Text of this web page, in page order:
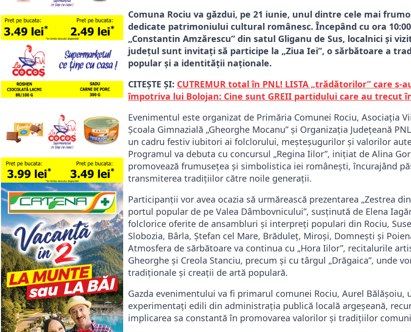
Comuna Rociu va găzdui, pe 21 iunie, unul dintre cele mai
dedicate patrimoniului cultural românesc. Începând cu ora
„Constantin Amzărescu” din satul Gliganu de Sus, localnici și
județul sunt invitați să participe la „Ziua Iei”, o sărbătoare a
popular și a identității naționale.
CITEȘTE ȘI: CUTREMUR total în PNL! LISTA „trădătorilor” care s-
împotriva lui Bolojan: Cine sunt GREII partidului care au trecut în
Evenimentul este organizat de Primăria Comunei Rociu, Asociația
Școala Gimnazială „Gheorghe Mocanu” și Organizația Județeană
un cadru festiv iubitori ai folclorului, meșteșugurilor și valorilor
Programul va debuta cu concursul „Regina Iilor”, inițiat de Alina
promovează frumusețea și simbolistica iei românești, încurajând
transmiterea tradițiilor către noile generații.
Participanții vor avea ocazia să urmărească prezentarea „Zestrea
portul popular de pe Valea Dâmbovnicului”, susținută de Elena
folclorice oferite de ansambluri și interpreți populari din Rociu,
Slobozia, Bârla, Ștefan cel Mare, Brăduleț, Miroși, Domnești și
Atmosfera de sărbătoare va continua cu „Hora Iilor”, recitalurile
Gheorghe și Creola Stanciu, precum și cu târgul „Drăgaica”, unde
tradiționale și creații de artă populară.
Gazda evenimentului va fi primarul comunei Rociu, Aurel Bălășoiu,
experimentați edili din administrația publică locală argeșeană,
implicarea sa constantă în promovarea valorilor și tradițiilor